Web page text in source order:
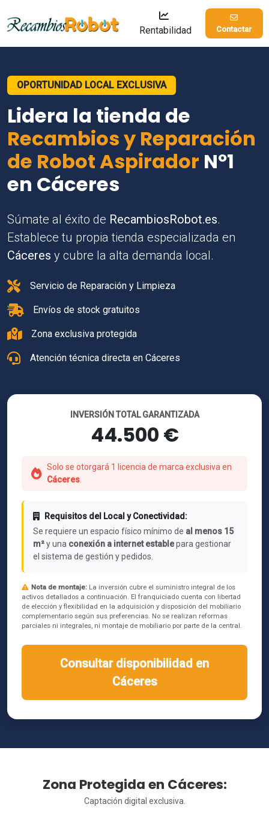
Rentabilidad Contactar
OPORTUNIDAD LOCAL EXCLUSIVA
Lidera la tienda de
Recambios y Reparación
de Robot Aspirador Nº1
en Cáceres
Súmate al éxito de RecambiosRobot.es.
Establece tu propia tienda especializada en
Cáceres y cubre la alta demanda local.
Servicio de Reparación y Limpieza
Envíos de stock gratuitos
Zona exclusiva protegida
Atención técnica directa en Cáceres
INVERSIÓN TOTAL GARANTIZADA
44.500 €
Solo se otorgará 1 licencia de marca exclusiva en
Cáceres
Requisitos del Local y Conectividad:
Se requiere un espacio físico mínimo de al menos 15
m²y una conexión a internet establepara gestionar
el sistema de gestión y pedidos.
Nota de montaje: La inversión cubre el suministro integral de los
activos detallados a continuación. El franquiciado cuenta con libertad
de elección y flexibilidad en la adquisición y disposición del mobiliario
complementario según sus preferencias. No se realizan reformas
parciales ni integrales, ni montaje de mobiliario por parte de la central.
Consultar disponibilidad en
Cáceres
Zona Protegida en Cáceres:
Captación digital exclusiva.